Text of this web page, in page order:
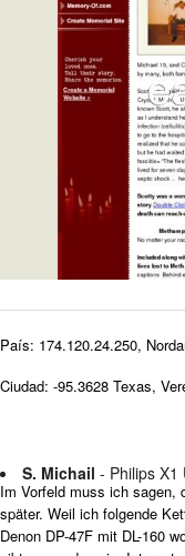
País: 174.120.24.250,
Ciudad: -95.3628 Texas,
S. Michail - Philips X1
Im Vorfeld muss ich
später. Weil ich folgende
Denon DP-47F mit DL-160